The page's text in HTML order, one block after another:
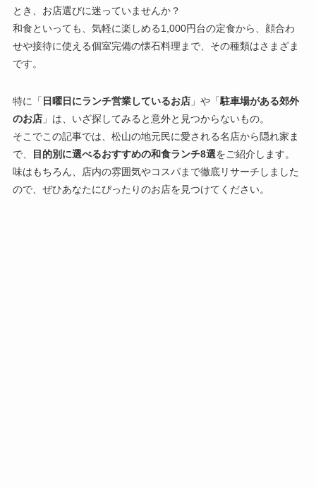
とき、お店選びに迷っていませんか？
和食といっても、気軽に楽しめる1,000円台の定食から、顔合わ
せや接待に使える個室完備の懐石料理まで、その種類はさまざま
です。
特に「 日曜日にランチ営業しているお店」や「駐車場がある郊外
のお店」は、いざ探してみると意外と見つからないもの。
そこでこの記事では、松山の地元民に愛される名店から隠れ家ま
で、
目的別に選べるおすすめの和食ランチ8選をご紹介します。
味はもちろん、店内の雰囲気やコスパまで徹底リサーチしました
ので、ぜひあなたにぴったりのお店を見つけてください。